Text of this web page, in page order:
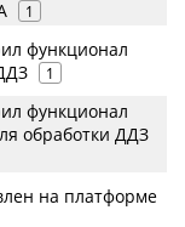
1
функционал
1
функционал
обработки ДДЗ
на платформе